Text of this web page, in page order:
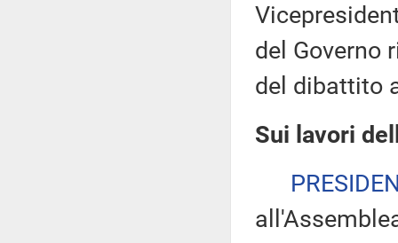
del Governo
del dibattito
Sui lavori